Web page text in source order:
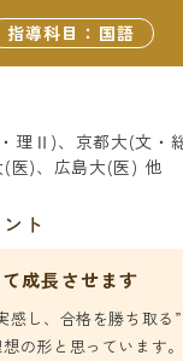
指導科目：国語
理Ⅱ)、京都大(文・
医)、広島大(医) 他
ト
成長させます
感し、合格を勝ち取る
の形と思っています